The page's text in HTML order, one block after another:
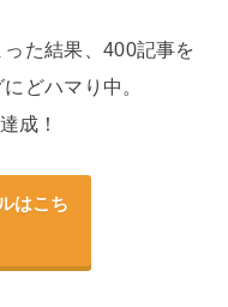
た結果、400記事を
どハマり中。
成！
はこち